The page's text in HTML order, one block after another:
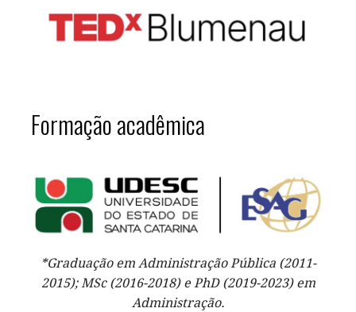
Formação acadêmica
*Graduação em Administração Pública (2011-
2015); MSc (2016-2018) e PhD (2019-2023) em
Administração.